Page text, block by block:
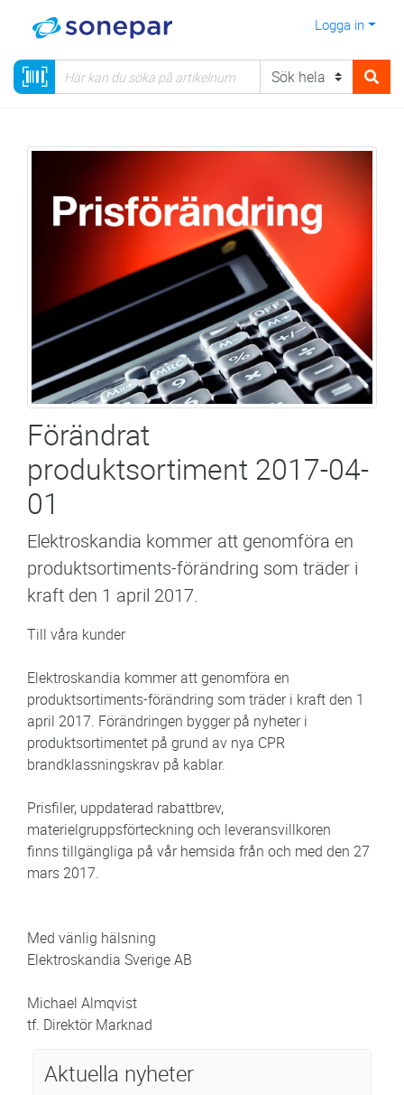
Logga in
Förändrat
produktsortiment 2017-04-
01
Elektroskandia kommer att genomföra en
produktsortiments-förändring som träder i
kraft den 1 april 2017.
Till våra kunder
Elektroskandia kommer att genomföra en
produktsortiments-förändring som träder i kraft den 1
april 2017. Förändringen bygger på nyheter i
produktsortimentet på grund av nya CPR
brandklassningskrav på kablar.
Prisfiler, uppdaterad rabattbrev,
materielgruppsförteckning och leveransvillkoren
finns tillgängliga på vår hemsida från och med den 27
mars 2017.
Med vänlig hälsning
Elektroskandia Sverige AB
Michael Almqvist
tf. Direktör Marknad
Aktuella nyheter